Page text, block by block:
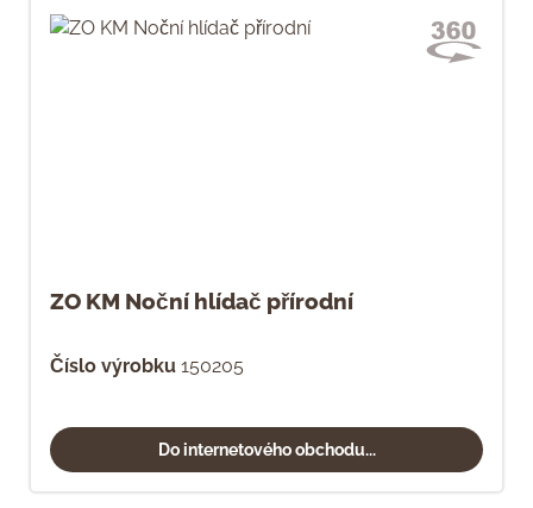
ZO KM Noční hlídač přírodní
Číslo výrobku 150205
Do internetového obchodu...